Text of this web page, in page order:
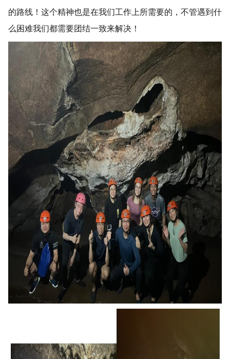
的路线！这个精神也是在我们工作上所需要的，不管遇到什
么困难我们都需要团结一致来解决！